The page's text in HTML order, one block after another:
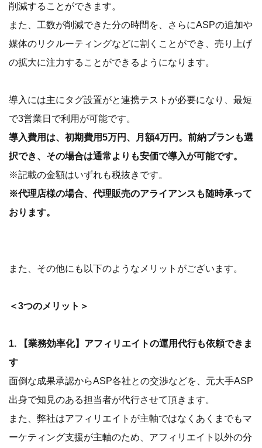
削減することができます。
また、工数が削減できた分の時間を、さらにASPの追加や
媒体のリクルーティングなどに割くことができ、売り上げ
の拡大に注力することができるようになります。
導入には主にタグ設置がと連携テストが必要になり、最短
で3営業日で利用が可能です。
導入費用は、初期費用5万円、月額4万円。前納プランも選
択でき、その場合は通常よりも安価で導入が可能です。
※記載の金額はいずれも税抜きです。
※代理店様の場合、代理販売のアライアンスも随時承って
おります。
また、その他にも以下のようなメリットがございます。
＜3つのメリット＞
1. 【業務効率化】アフィリエイトの運用代行も依頼できま
す
面倒な成果承認からASP各社との交渉などを、元大手ASP
出身で知見のある担当者が代行させて頂きます。
また、弊社はアフィリエイトが主軸ではなくあくまでもマ
ーケティング支援が主軸のため、アフィリエイト以外の分